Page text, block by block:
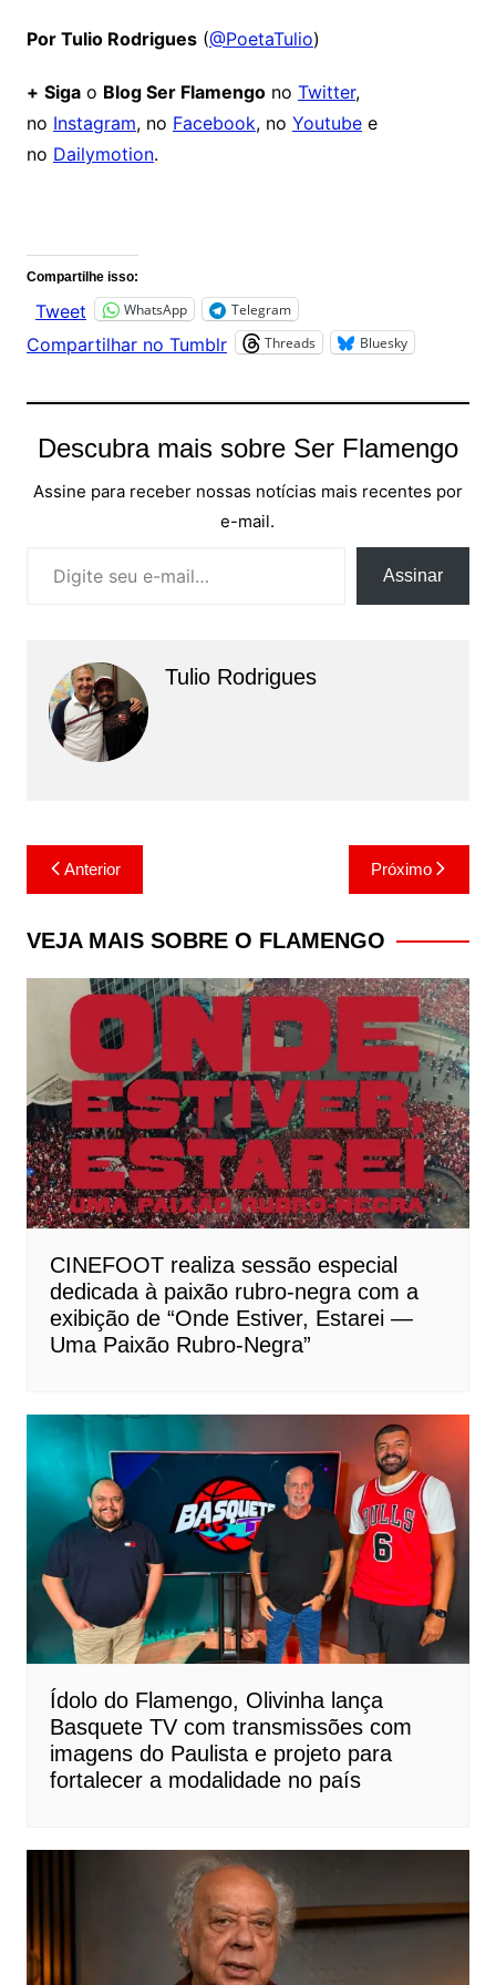
Por Tulio Rodrigues(@PoetaTulio)
+ Sigao Blog Ser Flamengono Twitter,
no Instagram, no Facebook, no Youtubee
no Dailymotion.
Compartilhe isso:
Tweet WhatsApp Telegram
Compartilhar no Tumblr Threads Bluesky
Descubra mais sobre Ser Flamengo
Assine para receber nossas notícias mais recentes por
e-mail.
Assinar
Tulio Rodrigues
Navegação
de
Post
Anterior Próximo
VEJA MAIS SOBRE O FLAMENGO
CINEFOOT realiza sessão especial
dedicada à paixão rubro-negra com a
exibição de “Onde Estiver, Estarei —
Uma Paixão Rubro-Negra”
Ídolo do Flamengo, Olivinha lança
Basquete TV com transmissões com
imagens do Paulista e projeto para
fortalecer a modalidade no país